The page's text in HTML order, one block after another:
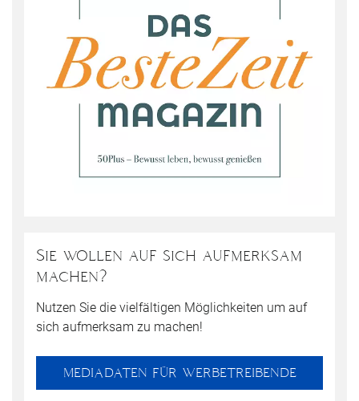
Sie wollen auf sich aufmerksam
machen?
Nutzen Sie die vielfältigen Möglichkeiten um auf
sich aufmerksam zu machen!
MEDIADATEN FÜR WERBETREIBENDE